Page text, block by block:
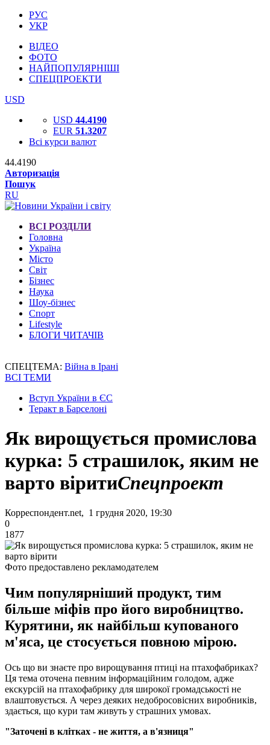
РУС
УКР
ВІДЕО
ФОТО
НАЙПОПУЛЯРНІШІ
СПЕЦПРОЕКТИ
USD
USD 44.4190
EUR 51.3207
Всі курси валют
44.4190
Авторизація
Пошук
RU
ВСІ РОЗДІЛИ
Головна
Україна
Місто
Світ
Бізнес
Наука
Шоу-бізнес
Спорт
Lifestyle
БЛОГИ ЧИТАЧІВ
СПЕЦТЕМА: Війна в Ірані
ВСІ ТЕМИ
Вступ України в ЄС
Теракт в Барселоні
Як вирощується промислова
курка: 5 страшилок, яким не
варто віритиСпецпроект
Корреспондент.net, 1 грудня 2020, 19:30
0
1877
Фото предоставлено рекламодателем
Чим популярніший продукт, тим
більше міфів про його виробництво.
Курятини, як найбільш купованого
м'яса, це стосується повною мірою.
Ось що ви знаєте про вирощування птиці на птахофабриках?
Ця тема оточена певним інформаційним голодом, адже
екскурсій на птахофабрику для широкої громадськості не
влаштовується. А через деяких недобросовісних виробників,
здається, що кури там живуть у страшних умовах.
"Заточені в клітках - не життя, а в'язниця"